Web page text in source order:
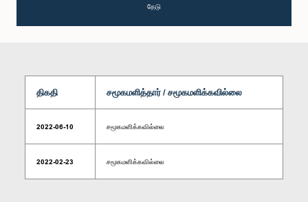
தேடு
திகதி சமூகமளித்தார் / சமூகமளிக்கவில்லை
2022-06-10 சமூகமளிக்கவில்லை
2022-02-23 சமூகமளிக்கவில்லை